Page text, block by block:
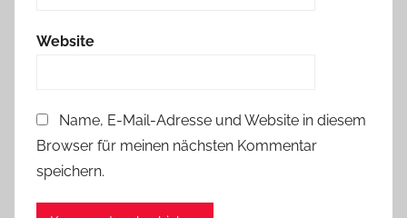
Website
Name, E-Mail-Adresse und Website in diesem
Browser für meinen nächsten Kommentar
speichern.